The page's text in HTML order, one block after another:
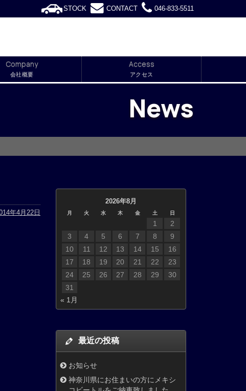
STOCK CONTACT 046-833-5511
Company
会社概要
Access
アクセス
News
年4月22日
2026年8月
月 火 水 木 金 土 日
1
2
3
4 5 6 7 8
9
10
11 12 13 14 15
16
17
18 19 20 21 22
23
24
25 26 27 28 29
30
31
« 1月
最近の投稿
お知らせ
神奈川県にお住まいの方にメキシ